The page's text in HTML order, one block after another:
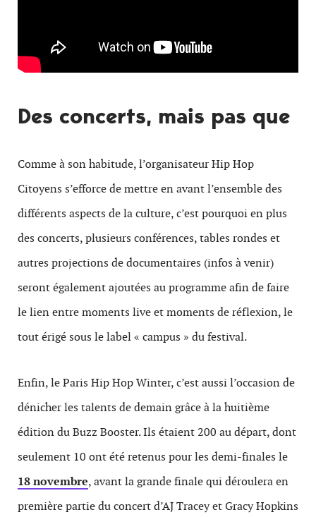
Des concerts, mais pas que
Comme à son habitude, l’organisateur Hip Hop
Citoyens s’efforce de mettre en avant l’ensemble des
différents aspects de la culture, c’est pourquoi en plus
des concerts, plusieurs conférences, tables rondes et
autres projections de documentaires (infos à venir)
seront également ajoutées au programme afin de faire
le lien entre moments live et moments de réflexion, le
tout érigé sous le label « campus » du festival.
Enfin, le Paris Hip Hop Winter, c’est aussi l’occasion de
dénicher les talents de demain grâce à la huitième
édition du Buzz Booster. Ils étaient 200 au départ, dont
seulement 10 ont été retenus pour les demi-finales le
18 novembre, avant la grande finale qui déroulera en
première partie du concert d’AJ Tracey et Gracy Hopkins